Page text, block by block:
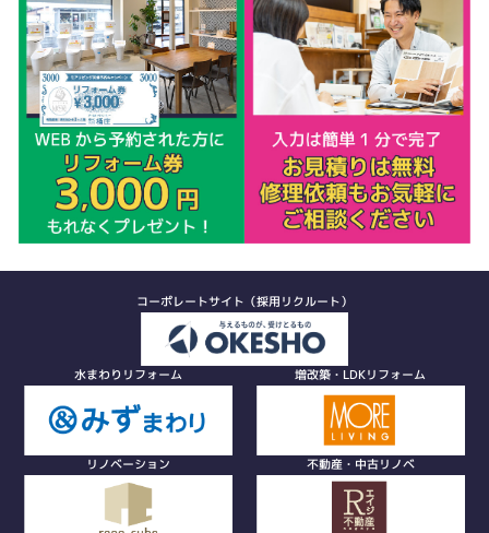
コーポレートサイト（採用リクルート）
水まわりリフォーム 増改築・LDKリフォーム
リノベーション 不動産・中古リノベ